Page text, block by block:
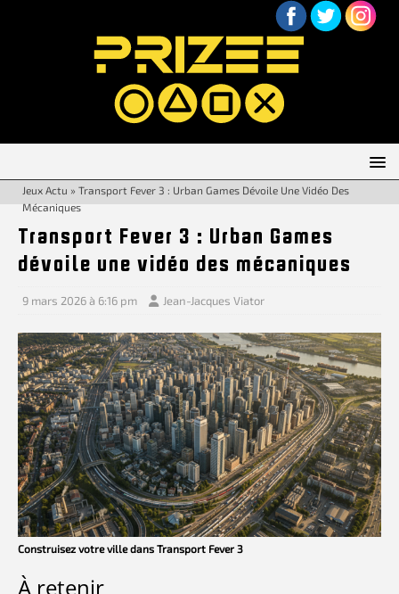
Jeux Actu » Transport Fever 3 : Urban Games Dévoile Une Vidéo Des
Mécaniques
Transport Fever 3 : Urban Games
dévoile une vidéo des mécaniques
9 mars 2026 à 6:16 pm Jean-Jacques Viator
Construisez votre ville dans Transport Fever 3
À retenir